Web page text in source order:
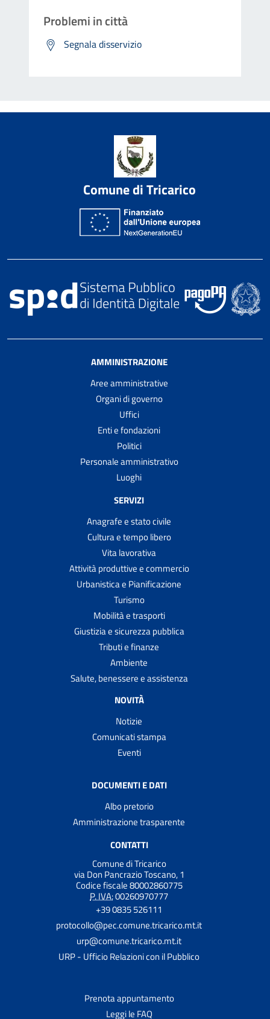
Problemi in città
Segnala disservizio
Comune di Tricarico
AMMINISTRAZIONE
Aree amministrative
Organi di governo
Uffici
Enti e fondazioni
Politici
Personale amministrativo
Luoghi
SERVIZI
Anagrafe e stato civile
Cultura e tempo libero
Vita lavorativa
Attività produttive e commercio
Urbanistica e Pianificazione
Turismo
Mobilità e trasporti
Giustizia e sicurezza pubblica
Tributi e finanze
Ambiente
Salute, benessere e assistenza
NOVITÀ
Notizie
Comunicati stampa
Eventi
DOCUMENTI E DATI
Albo pretorio
Amministrazione trasparente
CONTATTI
Comune di Tricarico
via Don Pancrazio Toscano, 1
Codice fiscale 80002860775
P. IVA:00260970777
+39 0835 526111
protocollo@pec.comune.tricarico.mt.it
urp@comune.tricarico.mt.it
URP - Ufficio Relazioni con il Pubblico
Prenota appuntamento
Leggi le FAQ